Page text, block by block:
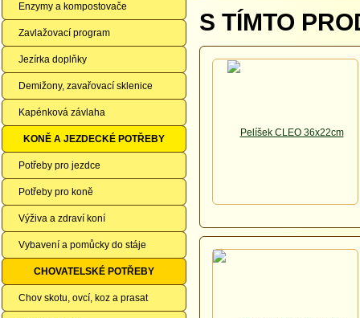
Enzymy a kompostovače
Zavlažovací program
Jezírka doplňky
Demižony, zavařovací sklenice
Kapénková závlaha
KONĚ A JEZDECKÉ POTŘEBY
Potřeby pro jezdce
Potřeby pro koně
Výživa a zdraví koní
Vybavení a pomůcky do stáje
CHOVATELSKÉ POTŘEBY
Chov skotu, ovcí, koz a prasat
S TÍMTO